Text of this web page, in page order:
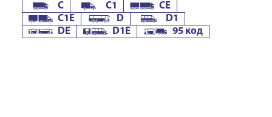
C
C1
CE
C1E
D
D1
DE
D1E 95 код